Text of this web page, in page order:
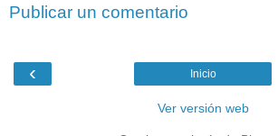
Publicar un comentario
‹ Inicio
Ver versión web